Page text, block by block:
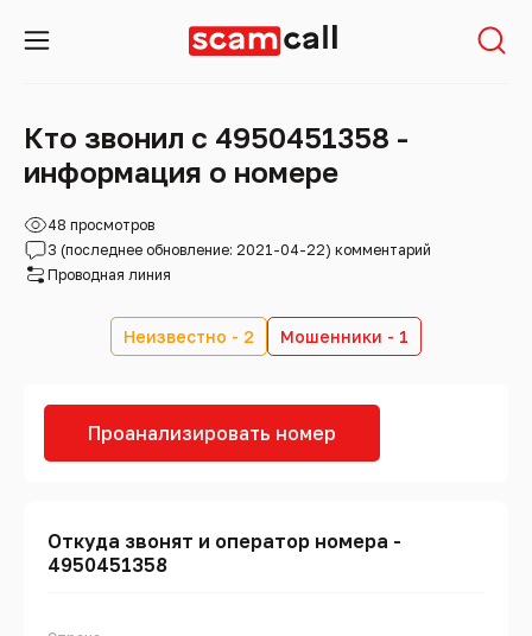
Кто звонил с 4950451358 -
информация о номере
48 просмотров
3 (последнее обновление: 2021-04-22) комментарий
Проводная линия
Неизвестно - 2 Мошенники - 1
Проанализировать номер
Откуда звонят и оператор номера -
4950451358